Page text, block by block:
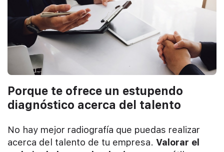
Porque te ofrece un estupendo
diagnóstico acerca del talento
No hay mejor radiografía que puedas realizar
acerca del talento de tu empresa. Valorar el